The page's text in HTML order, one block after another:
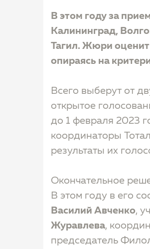
В этом году за
Калининград,
Тагил. Жюри оценит
опираясь на
Всего выберут от
открытое
до 1 февраля 2023
координаторы
результаты их
Окончательное
В этом году в его
Василий Авченко,
Журавлева,
председатель